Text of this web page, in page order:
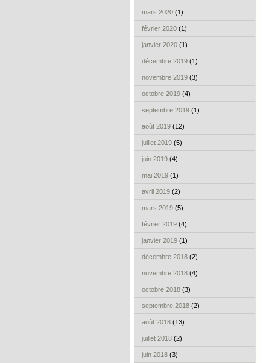
mars 2020 (1)
février 2020 (1)
janvier 2020 (1)
décembre 2019 (1)
novembre 2019 (3)
octobre 2019 (4)
septembre 2019 (1)
août 2019 (12)
juillet 2019 (5)
juin 2019 (4)
mai 2019 (1)
avril 2019 (2)
mars 2019 (5)
février 2019 (4)
janvier 2019 (1)
décembre 2018 (2)
novembre 2018 (4)
octobre 2018 (3)
septembre 2018 (2)
août 2018 (13)
juillet 2018 (2)
juin 2018 (3)